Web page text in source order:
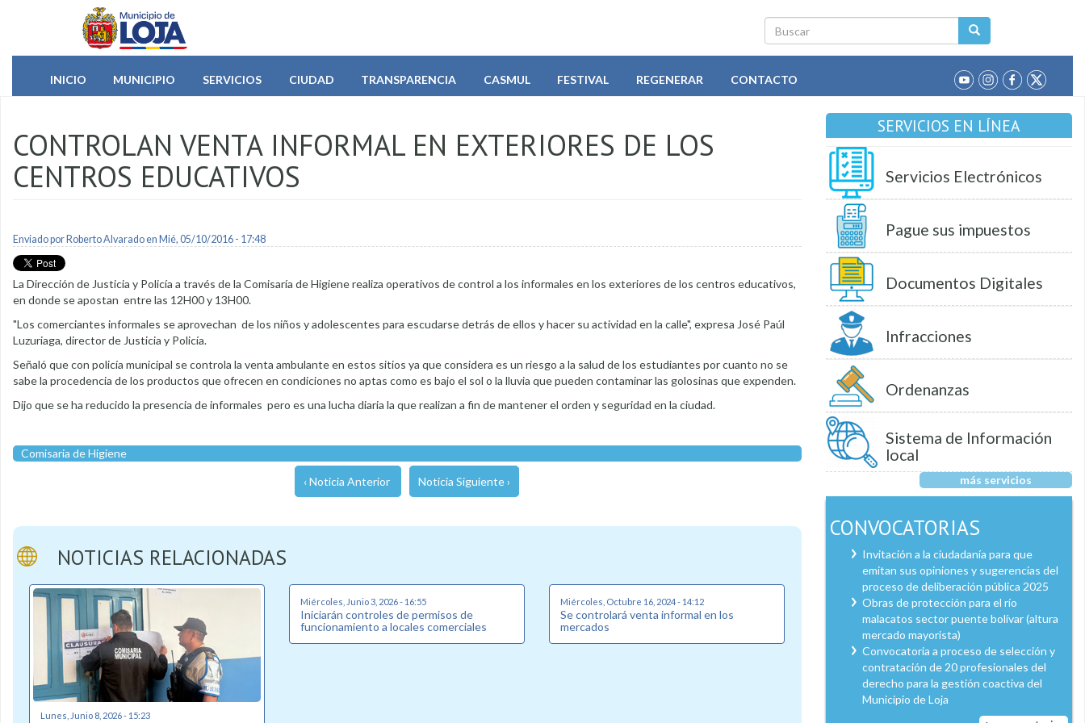
Pasar al contenido principal
Buscar
INICIO
MUNICIPIO SERVICIOS CIUDAD TRANSPARENCIA CASMUL FESTIVAL REGENERAR CONTACTO
CONTROLAN VENTA INFORMAL EN EXTERIORES DE LOS
CENTROS EDUCATIVOS
Enviado por Roberto Alvaradoen Mié, 05/10/2016 - 17:48
La Dirección de Justicia y Policía a través de la Comisaría de Higiene realiza operativos de control a los informales en los exteriores de los centros educativos,
en donde se apostan entre las 12H00 y 13H00.
"Los comerciantes informales se aprovechan de los niños y adolescentes para escudarse detrás de ellos y hacer su actividad en la calle", expresa José Paúl
Luzuriaga, director de Justicia y Policía.
Señaló que con policía municipal se controla la venta ambulante en estos sitios ya que considera es un riesgo a la salud de los estudiantes por cuanto no se
sabe la procedencia de los productos que ofrecen en condiciones no aptas como es bajo el sol o la lluvia que pueden contaminar las golosinas que expenden.
Dijo que se ha reducido la presencia de informales pero es una lucha diaria la que realizan a fin de mantener el orden y seguridad en la ciudad.
Comisaria de Higiene
‹ Noticia Anterior Noticia Siguiente ›
NOTICIAS RELACIONADAS
Lunes, Junio 8, 2026 - 15:23
Miércoles, Junio 3, 2026 - 16:55
Iniciarán controles de permisos de
funcionamiento a locales comerciales
Miércoles, Octubre 16, 2024 - 14:12
Se controlará venta informal en los
mercados
SERVICIOS EN LÍNEA
Servicios Electrónicos
Pague sus impuestos
Documentos Digitales
Infracciones
Ordenanzas
Sistema de Información
local
más servicios
CONVOCATORIAS
Invitación a la ciudadanía para que
emitan sus opiniones y sugerencias del
proceso de deliberación pública 2025
Obras de protección para el río
malacatos sector puente bolívar (altura
mercado mayorista)
Convocatoria a proceso de selección y
contratación de 20 profesionales del
derecho para la gestión coactiva del
Municipio de Loja